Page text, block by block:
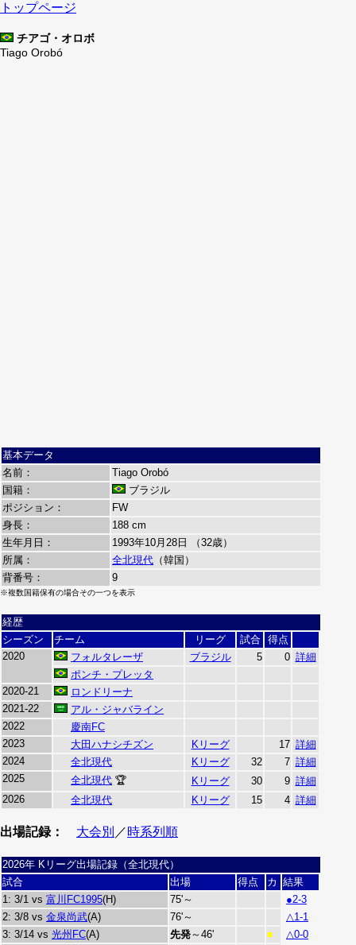
トップページ
チアゴ・オロボ
Tiago Orobó
基本データ
名前：
Tiago Orobó
国籍：
ブラジル
ポジション：
FW
身長：
188 cm
生年月日：
1993年10月28日 （32歳）
所属：
全北現代 （韓国）
背番号：
9
※複数国籍保有の場合その一つを表示
経歴
シーズン
チーム リーグ 試合
得点
2020
フォルタレーザ ブラジル 5 0 詳細
ポンチ・プレッタ
2020-21
ロンドリーナ
2021-22
アル・ジャバライン
2022
慶南FC
2023
大田ハナシチズン Kリーグ 17 詳細
2024
全北現代 Kリーグ 32 7 詳細
2025
全北現代 🏆 Kリーグ 30 9 詳細
2026
全北現代 Kリーグ 15 4 詳細
出場記録： 大会別 ／時系列順
2026年 Kリーグ出場記録（全北現代）
試合
出場 得点 カ 結果
1: 3/1 vs 富川FC1995(H) 75'～
●2-3
2: 3/8 vs 金泉尚武(A) 76'～
△1-1
3: 3/14 vs 光州FC(A) 先発～46' ■
△0-0